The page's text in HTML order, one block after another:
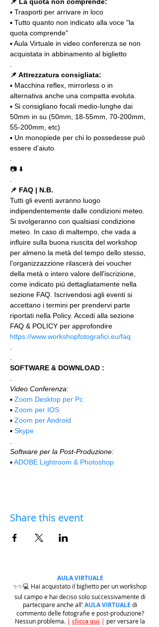
▪️ Trasporti per arrivare in loco
▪️ Tutto quanto non indicato alla voce "la
quota comprende"
▪️ Aula Virtuale in video conferenza se non
acquistata in abbinamento al biglietto
📌 Attrezzatura consigliata:
▪️ Macchina reflex, mirrorless o in
alternativa anche una compatta evoluta.
▪️ Si consigliano focali medio-lunghe dai
50mm in su (50mm, 18-55mm, 70-200mm,
55-200mm, etc)
▪️ Un monopiede per chi lo possedesse può
essere d'aiuto
📷 ⬇️
📌 FAQ | N.B.
Tutti gli eventi avranno luogo
indipendentemente dalle condizioni meteo.
Si svolgeranno con qualsiasi condizione
meteo. In caso di maltempo, che vada a
influire sulla buona riuscita del workshop
per almeno la metà del tempo dello stesso,
l'organizzazzione rilascerà dei voucher
della metà o intero valore dell'iscrizione,
come indicato più dettagliatamente nella
sezione FAQ. Iscrivendosi agli eventi si
accettano i termini per prendervi parte
riportati nella Policy. Accedi alla sezione
FAQ & POLICY per approfondire
https://www.workshopfotografici.eu/faq
SOFTWARE & DOWNLOAD :
Video Conferenza:
▪️ Zoom Desktop per Pc
▪️ Zoom per IOS
▪️ Zoom per Android
▪️ Skype
Software per la Post-Produzione:
▪️ ADOBE Lightroom & Photoshop
Share this event
AULA VIRTUALE
✨✨💻 Hai acquistato il biglietto per un workshop
sul campo e hai deciso solo successivamente di
partecipare anche all' AULA VIRTUALE di
commento delle fotografie e post-produzione?
Nessun problema. | clicca qui | per versare la